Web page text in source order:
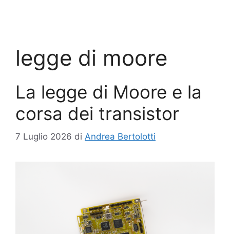
legge di moore
La legge di Moore e la
corsa dei transistor
7 Luglio 2026 di Andrea Bertolotti